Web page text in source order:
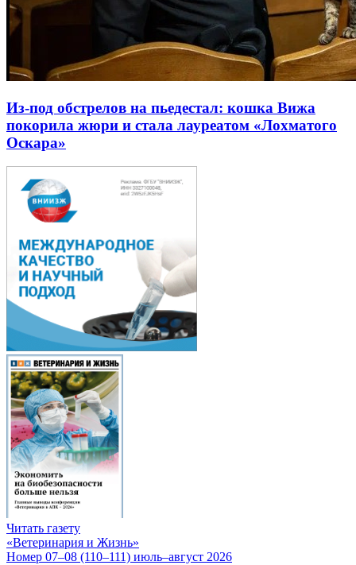
Из-под обстрелов на пьедестал: кошка Вижа
покорила жюри и стала лауреатом «Лохматого
Оскара»
Читать газету
«Ветеринария и Жизнь»
Номер 07–08 (110–111) июль–август 2026